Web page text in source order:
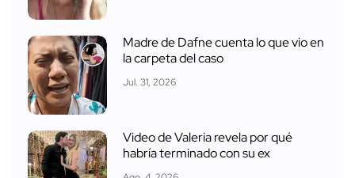
Madre de Dafne cuenta lo que vio en
la carpeta del caso
Jul. 31, 2026
Video de Valeria revela por qué
habría terminado con su ex